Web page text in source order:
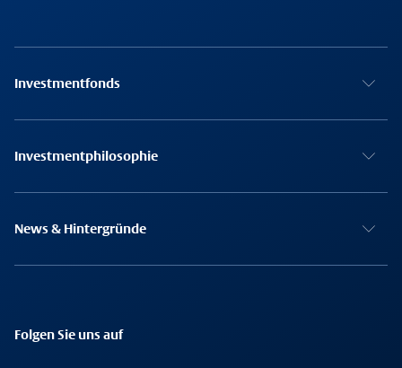
Investmentfonds
Investmentphilosophie
News & Hintergründe
Folgen Sie uns auf